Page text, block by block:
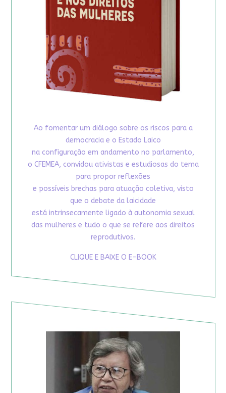
Ao fomentar um diálogo sobre os riscos para a
democracia e o Estado Laico
na configuração em andamento no parlamento,
o CFEMEA, convidou ativistas e estudiosas do tema
para propor reflexões
e possíveis brechas para atuação coletiva, visto
que o debate da laicidade
está intrinsecamente ligado à autonomia sexual
das mulheres e tudo o que se refere aos direitos
reprodutivos.
CLIQUE E BAIXE O E-BOOK